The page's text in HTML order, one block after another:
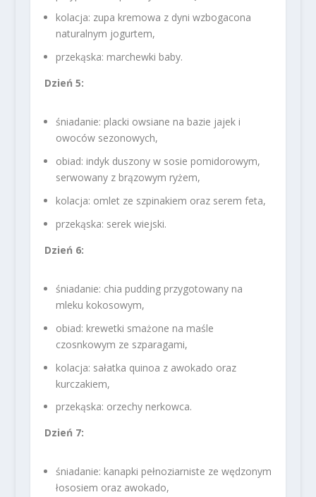
kolacja: zupa kremowa z dyni wzbogacona
naturalnym jogurtem,
przekąska: marchewki baby.
Dzień 5:
śniadanie: placki owsiane na bazie jajek i
owoców sezonowych,
obiad: indyk duszony w sosie pomidorowym,
serwowany z brązowym ryżem,
kolacja: omlet ze szpinakiem oraz serem feta,
przekąska: serek wiejski.
Dzień 6:
śniadanie: chia pudding przygotowany na
mleku kokosowym,
obiad: krewetki smażone na maśle
czosnkowym ze szparagami,
kolacja: sałatka quinoa z awokado oraz
kurczakiem,
przekąska: orzechy nerkowca.
Dzień 7:
śniadanie: kanapki pełnoziarniste ze wędzonym
łososiem oraz awokado,